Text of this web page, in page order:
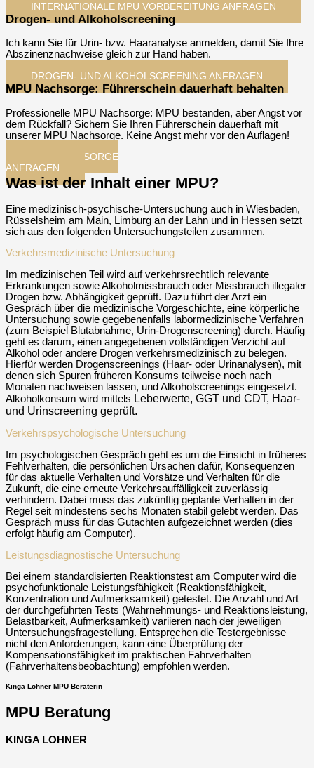
INTERNATIONALE MPU VORBEREITUNG ANFRAGEN​
Drogen- und Alkoholscreening
Ich kann Sie für Urin- bzw. Haaranalyse anmelden, damit Sie Ihre
Abszinenznachweise gleich zur Hand haben.
DROGEN- UND ALKOHOLSCREENING ANFRAGEN​
MPU Nachsorge: Führerschein dauerhaft behalten
Professionelle MPU Nachsorge: MPU bestanden, aber Angst vor
dem Rückfall? Sichern Sie Ihren Führerschein dauerhaft mit
unserer MPU Nachsorge. Keine Angst mehr vor den Auflagen!
MPU-NACHSORGE
ANFRAGEN​
Was ist der Inhalt einer MPU?
Eine medizinisch-psychische-Untersuchung auch in Wiesbaden,
Rüsselsheim am Main, Limburg an der Lahn und in Hessen setzt
sich aus den folgenden Untersuchungsteilen zusammen.
Verkehrsmedizinische Untersuchung
Im medizinischen Teil wird auf verkehrsrechtlich relevante
Erkrankungen sowie Alkoholmissbrauch oder Missbrauch illegaler
Drogen bzw. Abhängigkeit geprüft. Dazu führt der Arzt ein
Gespräch über die medizinische Vorgeschichte, eine körperliche
Untersuchung sowie gegebenenfalls labormedizinische Verfahren
(zum Beispiel Blutabnahme, Urin-Drogenscreening) durch. Häufig
geht es darum, einen angegebenen vollständigen Verzicht auf
Alkohol oder andere Drogen verkehrsmedizinisch zu belegen.
Hierfür werden Drogenscreenings (Haar- oder Urinanalysen), mit
denen sich Spuren früheren Konsums teilweise noch nach
Monaten nachweisen lassen, und Alkoholscreenings eingesetzt.
Alkoholkonsum wird mittels Leberwerte, GGT und CDT, Haar-
und Urinscreening geprüft.
Verkehrspsychologische Untersuchung
Im psychologischen Gespräch geht es um die Einsicht in früheres
Fehlverhalten, die persönlichen Ursachen dafür, Konsequenzen
für das aktuelle Verhalten und Vorsätze und Verhalten für die
Zukunft, die eine erneute Verkehrsauffälligkeit zuverlässig
verhindern. Dabei muss das zukünftig geplante Verhalten in der
Regel seit mindestens sechs Monaten stabil gelebt werden. Das
Gespräch muss für das Gutachten aufgezeichnet werden (dies
erfolgt häufig am Computer).
Leistungsdiagnostische Untersuchung
Bei einem standardisierten Reaktionstest am Computer wird die
psychofunktionale Leistungsfähigkeit (Reaktionsfähigkeit,
Konzentration und Aufmerksamkeit) getestet. Die Anzahl und Art
der durchgeführten Tests (Wahrnehmungs- und Reaktionsleistung,
Belastbarkeit, Aufmerksamkeit) variieren nach der jeweiligen
Untersuchungsfragestellung. Entsprechen die Testergebnisse
nicht den Anforderungen, kann eine Überprüfung der
Kompensationsfähigkeit im praktischen Fahrverhalten
(Fahrverhaltensbeobachtung) empfohlen werden.
Kinga Lohner MPU Beraterin
MPU Beratung
KINGA LOHNER